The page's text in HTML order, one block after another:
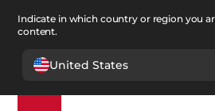
Indicate in which country or region you
content.
United States